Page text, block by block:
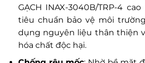
GẠCH INAX-3040B/TRP-4
tiêu chuẩn bảo vệ môi
dụng nguyên liệu thân thiện
hóa chất độc hại.